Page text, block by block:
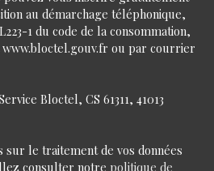
au démarchage téléphonique,
1 du code de la consommation,
ou par courrier
Bloctel, CS 61311, 41013
sur le traitement de vos données
consulter notre politique de